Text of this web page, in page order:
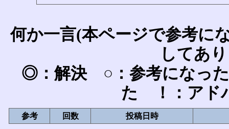
何か一言(本ページで参考に
してあ
◎：解決 ○：参考になっ
た ！：アド
参考 回数 投稿日時